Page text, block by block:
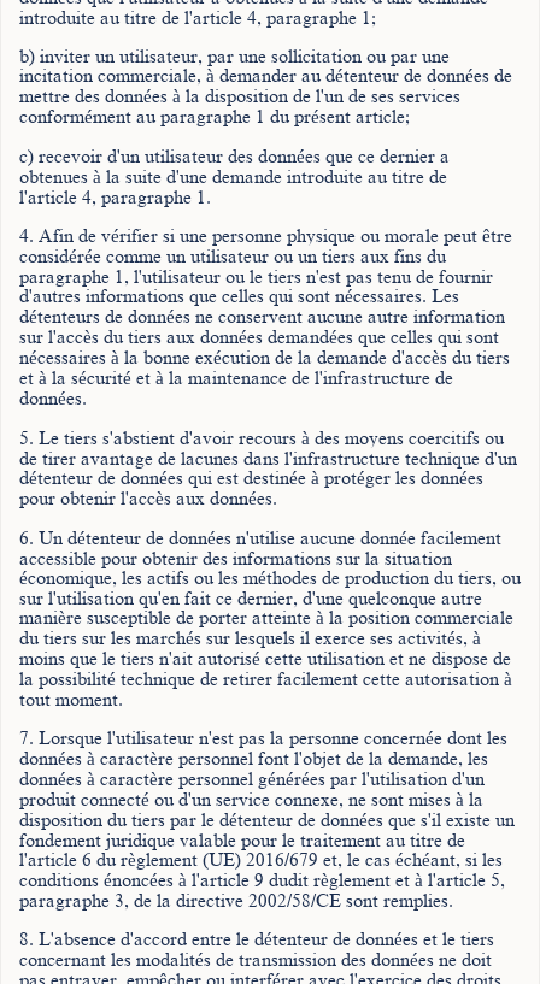
introduite au titre de l'article 4, paragraphe 1;
b) inviter un utilisateur, par une sollicitation ou par une
incitation commerciale, à demander au détenteur de données de
mettre des données à la disposition de l'un de ses services
conformément au paragraphe 1 du présent article;
c) recevoir d'un utilisateur des données que ce dernier a
obtenues à la suite d'une demande introduite au titre de
l'article 4, paragraphe 1.
4. Afin de vérifier si une personne physique ou morale peut être
considérée comme un utilisateur ou un tiers aux fins du
paragraphe 1, l'utilisateur ou le tiers n'est pas tenu de fournir
d'autres informations que celles qui sont nécessaires. Les
détenteurs de données ne conservent aucune autre information
sur l'accès du tiers aux données demandées que celles qui sont
nécessaires à la bonne exécution de la demande d'accès du tiers
et à la sécurité et à la maintenance de l'infrastructure de
données.
5. Le tiers s'abstient d'avoir recours à des moyens coercitifs ou
de tirer avantage de lacunes dans l'infrastructure technique d'un
détenteur de données qui est destinée à protéger les données
pour obtenir l'accès aux données.
6. Un détenteur de données n'utilise aucune donnée facilement
accessible pour obtenir des informations sur la situation
économique, les actifs ou les méthodes de production du tiers, ou
sur l'utilisation qu'en fait ce dernier, d'une quelconque autre
manière susceptible de porter atteinte à la position commerciale
du tiers sur les marchés sur lesquels il exerce ses activités, à
moins que le tiers n'ait autorisé cette utilisation et ne dispose de
la possibilité technique de retirer facilement cette autorisation à
tout moment.
7. Lorsque l'utilisateur n'est pas la personne concernée dont les
données à caractère personnel font l'objet de la demande, les
données à caractère personnel générées par l'utilisation d'un
produit connecté ou d'un service connexe, ne sont mises à la
disposition du tiers par le détenteur de données que s'il existe un
fondement juridique valable pour le traitement au titre de
l'article 6 du règlement (UE) 2016/679 et, le cas échéant, si les
conditions énoncées à l'article 9 dudit règlement et à l'article 5,
paragraphe 3, de la directive 2002/58/CE sont remplies.
8. L'absence d'accord entre le détenteur de données et le tiers
concernant les modalités de transmission des données ne doit